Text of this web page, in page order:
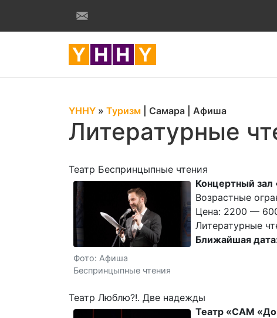
YHHY » Туризм Самара Афиша
Литературные
Театр Беспринцыпные чтения
Фото: Афиша
Беспринцыпные чтения
Концертный
Возрастные
Цена: 2200 —
Литературные
Ближайшая
Театр Люблю?!. Две надежды
Театр «САМ